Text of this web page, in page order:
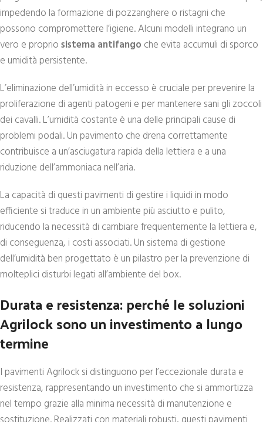
impedendo la formazione di pozzanghere o ristagni che
possono compromettere l’igiene. Alcuni modelli integrano un
vero e propriosistema antifango che evita accumuli di sporco
e umidità persistente.
L’eliminazione dell’umidità in eccesso è cruciale per prevenire la
proliferazione di agenti patogeni e per mantenere sani gli zoccoli
dei cavalli. L’umidità costante è una delle principali cause di
problemi podali. Un pavimento che drena correttamente
contribuisce a un’asciugatura rapida della lettiera e a una
riduzione dell’ammoniaca nell’aria.
La capacità di questi pavimenti di gestire i liquidi in modo
efficiente si traduce in un ambiente più asciutto e pulito,
riducendo la necessità di cambiare frequentemente la lettiera e,
di conseguenza, i costi associati. Un sistema di gestione
dell’umidità ben progettato è un pilastro per la prevenzione di
molteplici disturbi legati all’ambiente del box.
Durata e resistenza: perché le soluzioni
Agrilock sono un investimento a lungo
termine
I pavimenti Agrilock si distinguono per l’eccezionale durata e
resistenza, rappresentando un investimento che si ammortizza
nel tempo grazie alla minima necessità di manutenzione e